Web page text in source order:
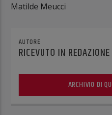
Matilde Meucci
AUTORE
RICEVUTO IN REDAZIONE
ARCHIVIO DI